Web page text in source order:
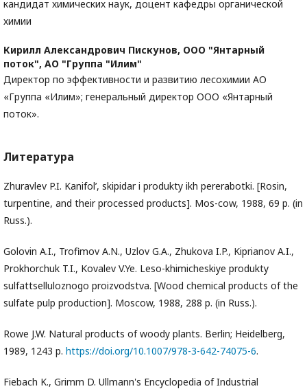
кандидат химических наук, доцент кафедры органической
химии
Кирилл Александрович Пискунов, ООО "Янтарный
поток", АО "Группа "Илим"
Директор по эффективности и развитию лесохимии АО
«Группа «Илим»; генеральный директор ООО «Янтарный
поток».
Литература
Zhuravlev P.I. Kanifol’, skipidar i produkty ikh pererabotki. [Rosin,
turpentine, and their processed products]. Mos-cow, 1988, 69 p. (in
Russ.).
Golovin A.I., Trofimov A.N., Uzlov G.A., Zhukova I.P., Kiprianov A.I.,
Prokhorchuk T.I., Kovalev V.Ye. Leso-khimicheskiye produkty
sulfattselluloznogo proizvodstva. [Wood chemical products of the
sulfate pulp production]. Moscow, 1988, 288 p. (in Russ.).
Rowe J.W. Natural products of woody plants. Berlin; Heidelberg,
1989, 1243 p. https://doi.org/10.1007/978-3-642-74075-6.
Fiebach K., Grimm D. Ullmann's Encyclopedia of Industrial